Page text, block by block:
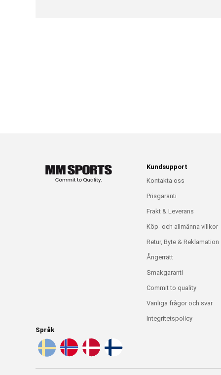
Kundsupport
Kontakta oss
Prisgaranti
Frakt & Leverans
Köp- och allmänna villkor
Retur, Byte & Reklamation
Ångerrätt
Smakgaranti
Commit to quality
Vanliga frågor och svar
Integritetspolicy
Språk